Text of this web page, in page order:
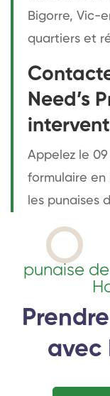
Bigorre, Vic-
quartiers et
Need’s
Appelez le 09
formulaire en
les punaises
punaise
avec